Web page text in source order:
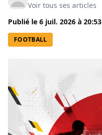
Voir tous ses articles
Publié le 6 juil. 2026 à 20:53
FOOTBALL